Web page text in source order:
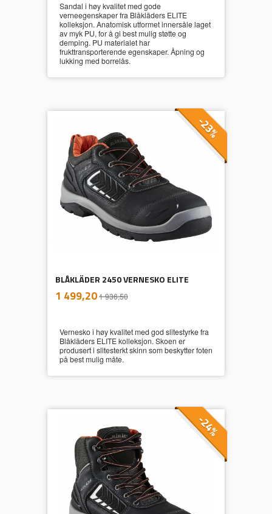
Sandal i høy kvalitet med gode
verneegenskaper fra Blåkläders ELITE
kolleksjon. Anatomisk utformet innersåle laget
av myk PU, for å gi best mulig støtte og
demping. PU materialet har
frukttransporterende egenskaper. Åpning og
lukking med borrelås.
BLÅKLÄDER 2450 VERNESKO ELITE
Tilbud
1 499,201 936,50
-23%
mva.
Vernesko i høy kvalitet med god slitestyrke fra
Blåkläders ELITE kolleksjon. Skoen er
produsert i slitesterkt skinn som beskytter foten
på best mulig måte.
-24%